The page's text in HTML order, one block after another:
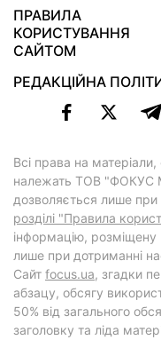
ПРАВИЛА
КОРИСТУВАННЯ
САЙТОМ
РЕДАКЦІЙНА
Всі права на
належать ТОВ "ФОКУС
дозволяється лише при
розділі "Правила
інформацію,
лише при дотриманні
Cайт focus.ua, згадки
абзацу, обсягу
50% від загального
заголовку та ліда